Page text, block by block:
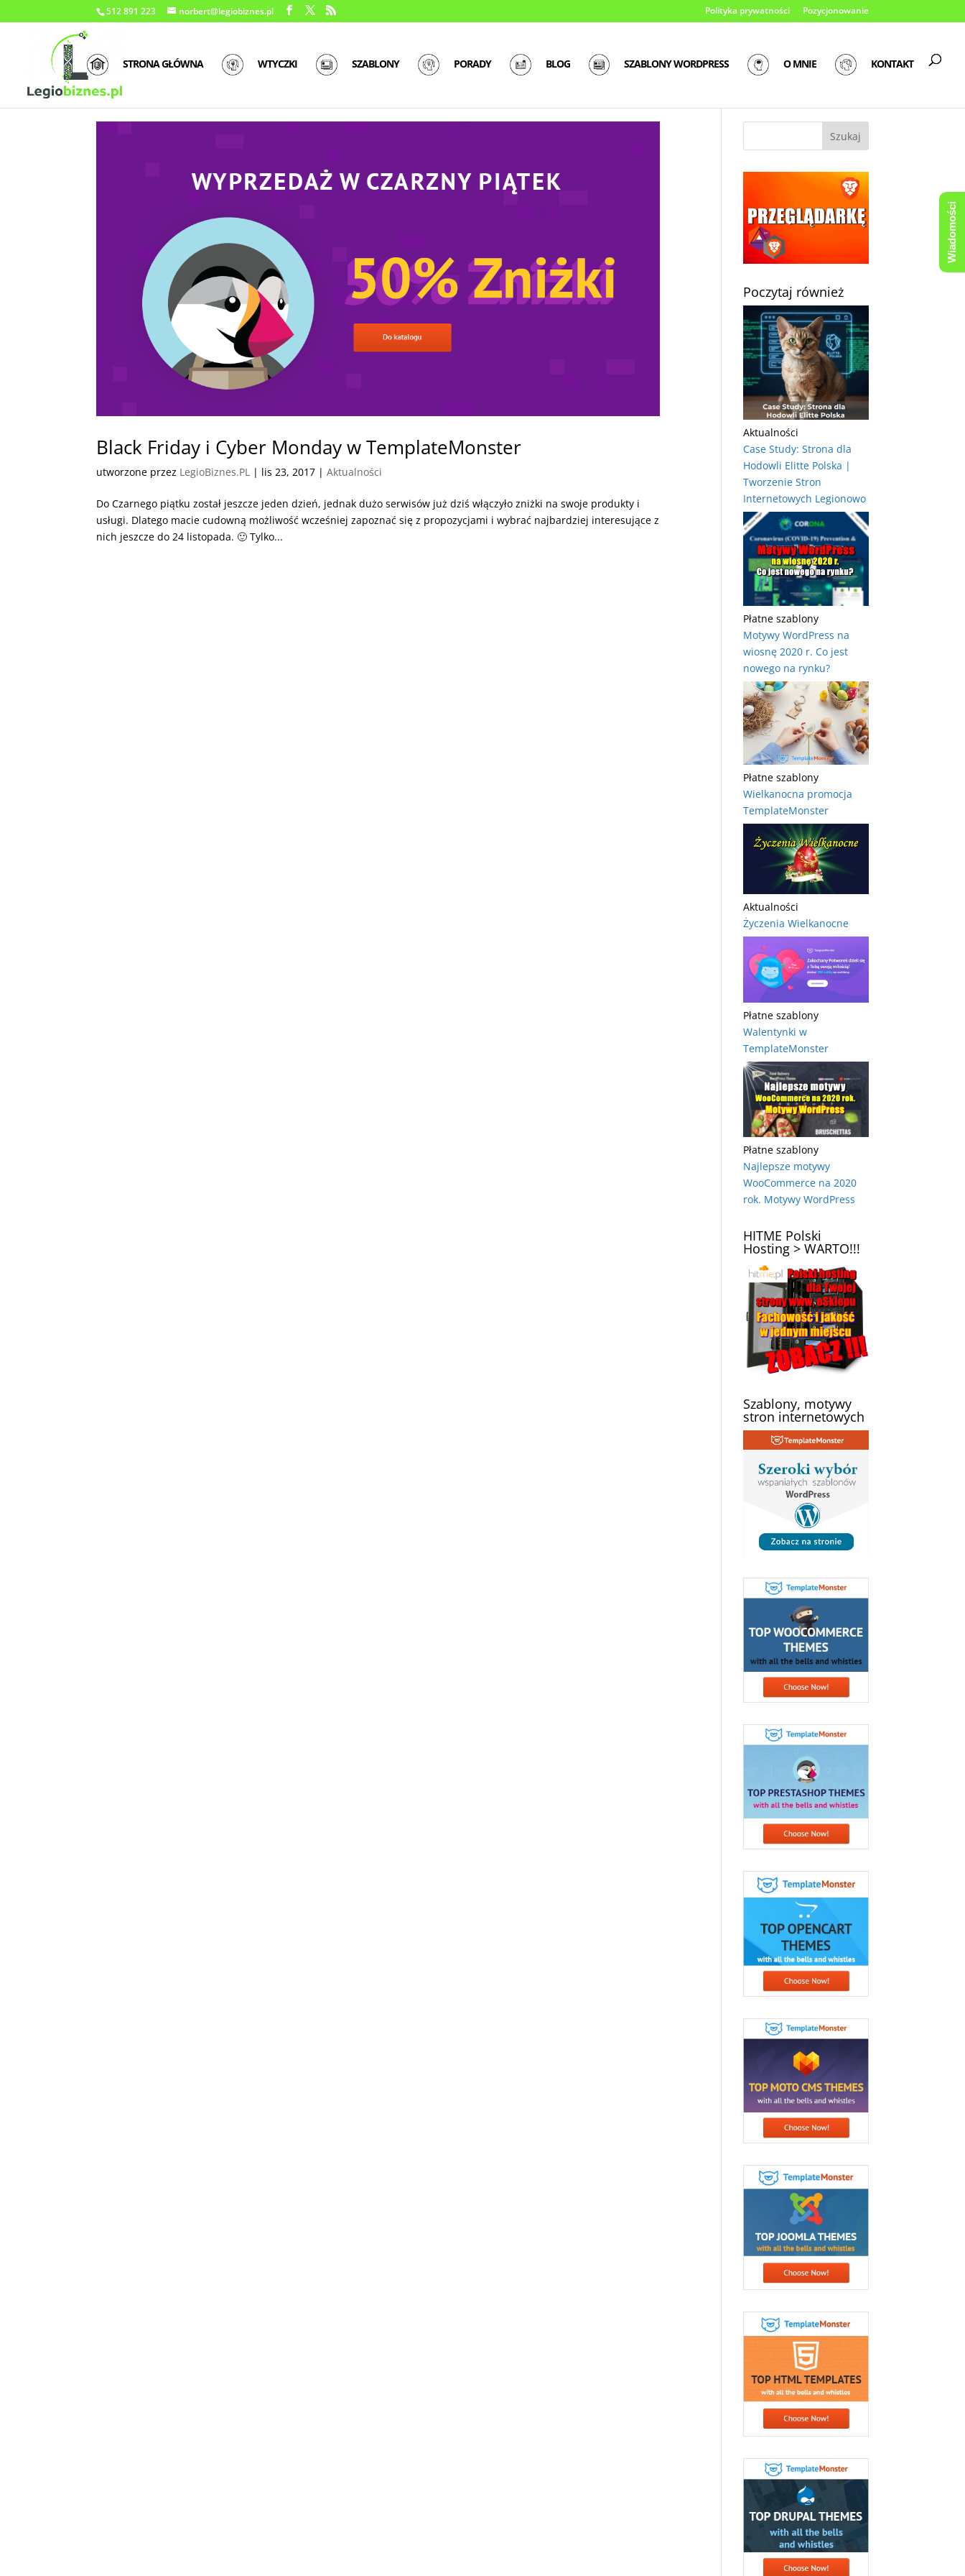
512 891 223 norbert@legiobiznes.pl Polityka prywatności Pozycjonowanie
STRONA GŁÓWNA WTYCZKI SZABLONY PORADY BLOG SZABLONY WORDPRESS O MNIE KONTAKT
Black Friday i Cyber Monday w TemplateMonster
utworzone przez LegioBiznes.PL | lis 23, 2017 |Aktualności
Do Czarnego piątku został jeszcze jeden dzień, jednak dużo serwisów już dziś włączyło zniżki na swoje produkty i
usługi. Dlatego macie cudowną możliwość wcześniej zapoznać się z propozycjami i wybrać najbardziej interesujące z
nich jeszcze do 24 listopada. 🙂 Tylko...
Poczytaj również
Aktualności
Case Study: Strona dla
Hodowli Elitte Polska |
Tworzenie Stron
Internetowych Legionowo
Płatne szablony
Motywy WordPress na
wiosnę 2020 r. Co jest
nowego na rynku?
Płatne szablony
Wielkanocna promocja
TemplateMonster
Aktualności
Życzenia Wielkanocne
Płatne szablony
Walentynki w
TemplateMonster
Płatne szablony
Najlepsze motywy
WooCommerce na 2020
rok. Motywy WordPress
HITME Polski
Hosting > WARTO!!!
Szablony, motywy
stron internetowych
Wiadomości